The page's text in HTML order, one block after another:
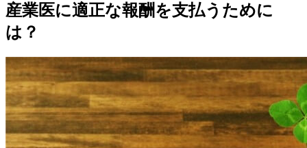
産業医に適正な報酬を支払うために
は？